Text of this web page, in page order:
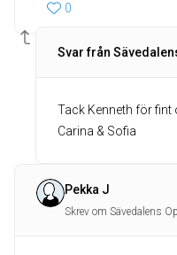
0
Svar från
Tack Kenneth för
Carina & Sofia
Pekka J
Skrev om Sävedalens